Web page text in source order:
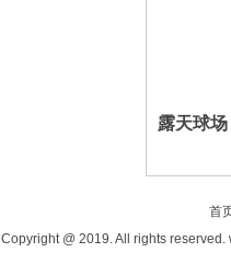
露天球场
首
Copyright @ 2019. All rights reserved.